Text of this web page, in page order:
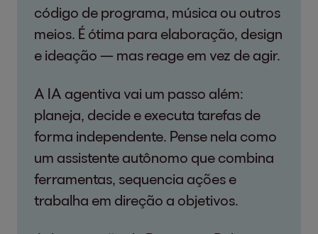
código de programa, música ou outros
meios. É ótima para elaboração, design
e ideação — mas reage em vez de agir.
A IA agentiva vai um passo além:
planeja, decide e executa tarefas de
forma independente. Pense nela como
um assistente autônomo que combina
ferramentas, sequencia ações e
trabalha em direção a objetivos.